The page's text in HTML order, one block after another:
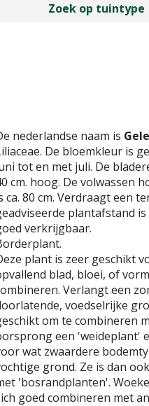
Zoek op tuintype
nederlandse naam is
De bloemkleur is
tot en met juli. De
cm. hoog. De volwassen
ca. 80 cm. Verdraagt een
plantafstand is
verkrijgbaar.
plant is zeer geschikt
blad, bloei, of
Verlangt een
voedselrijke
om te combineren
een 'weideplant'
wat zwaardere
grond. Ze is dan
'bosrandplanten'.
goed combineren met